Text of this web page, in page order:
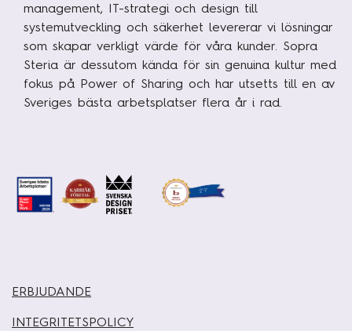
management, IT-strategi och design till
systemutveckling och säkerhet levererar vi lösningar
som skapar verkligt värde för våra kunder. Sopra
Steria är dessutom kända för sin genuina kultur med
fokus på Power of Sharing och har utsetts till en av
Sveriges bästa arbetsplatser flera år i rad.
ERBJUDANDE
INTEGRITETSPOLICY